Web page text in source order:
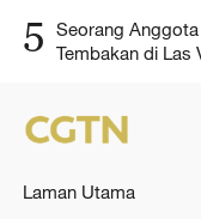
5
Seorang
Tembakan di Las
Laman Utama